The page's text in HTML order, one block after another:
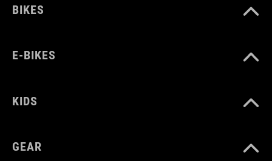
BIKES
E-BIKES
KIDS
GEAR